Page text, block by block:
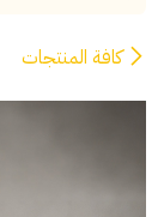
كافة المنتجات